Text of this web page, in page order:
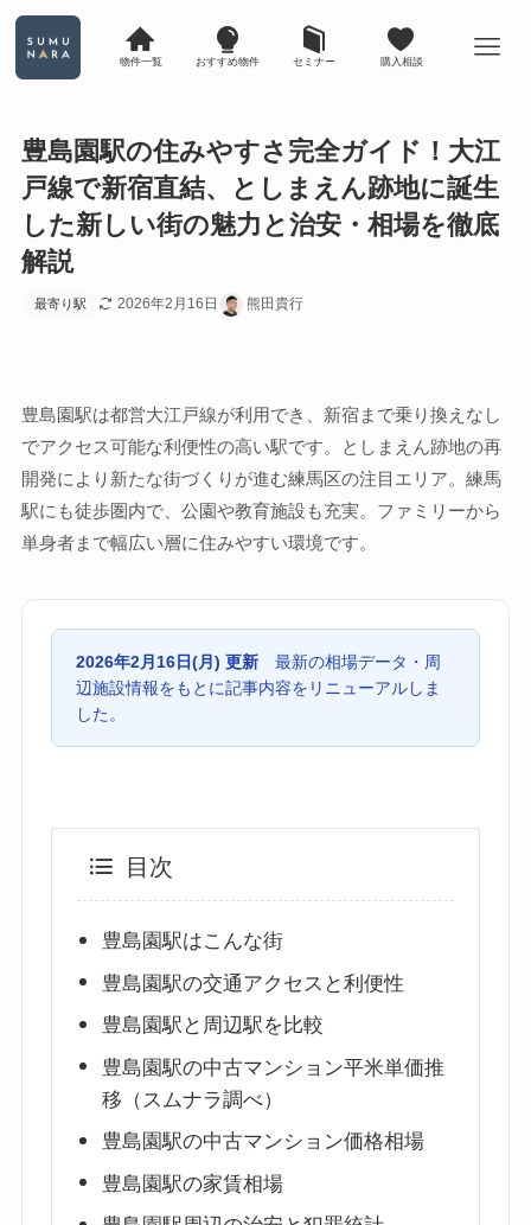
物件一覧 おすすめ物件 セミナー 購入相談
豊島園駅の住みやすさ完全ガイド！大江
戸線で新宿直結、としまえん跡地に誕生
した新しい街の魅力と治安・相場を徹底
解説
最寄り駅 2026年2月16日 熊田貴行
豊島園駅は都営大江戸線が利用でき、新宿まで乗り換えなし
でアクセス可能な利便性の高い駅です。としまえん跡地の再
開発により新たな街づくりが進む練馬区の注目エリア。練馬
駅にも徒歩圏内で、公園や教育施設も充実。ファミリーから
単身者まで幅広い層に住みやすい環境です。
2026年2月16日(月) 更新最新の相場データ・周
辺施設情報をもとに記事内容をリニューアルしま
した。
目次
豊島園駅はこんな街
豊島園駅の交通アクセスと利便性
豊島園駅と周辺駅を比較
豊島園駅の中古マンション平米単価推
移（スムナラ調べ）
豊島園駅の中古マンション価格相場
豊島園駅の家賃相場